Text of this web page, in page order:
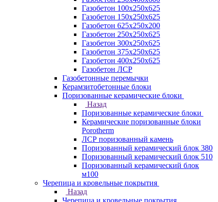
Газобетон 100х250х625
Газобетон 150х250х625
Газобетон 625х250х200
Газобетон 250х250х625
Газобетон 300х250х625
Газобетон 375х250х625
Газобетон 400х250х625
Газобетон ЛСР
Газобетонные перемычки
Керамзитобетонные блоки
Поризованные керамические блоки
Назад
Поризованные керамические блоки
Керамические поризованные блоки
Porotherm
ЛСР поризованный камень
Поризованный керамический блок 380
Поризованный керамический блок 510
Поризованный керамический блок
м100
Черепица и кровельные покрытия
Назад
Черепица и кровельные покрытия